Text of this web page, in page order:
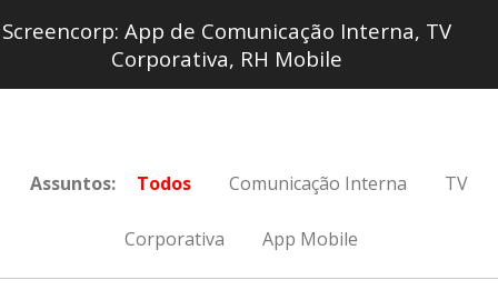
Screencorp: App de Comunicação Interna, TV
Corporativa, RH Mobile
Assuntos: Todos Comunicação Interna TV
Corporativa App Mobile